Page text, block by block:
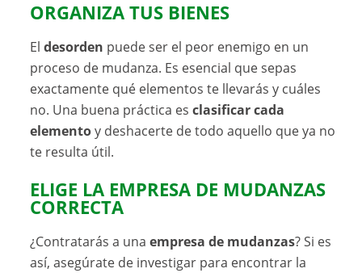
ORGANIZA TUS BIENES
Eldesorden puede ser el peor enemigo en un
proceso de mudanza. Es esencial que sepas
exactamente qué elementos te llevarás y cuáles
no. Una buena práctica esclasificar cada
elementoy deshacerte de todo aquello que ya no
te resulta útil.
ELIGE LA EMPRESA DE MUDANZAS
CORRECTA
¿Contratarás a unaempresa de mudanzas? Si es
así, asegúrate de investigar para encontrar la